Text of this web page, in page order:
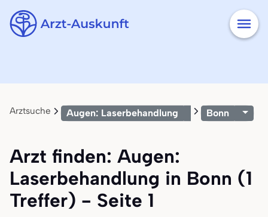
Arztsuche Augen: Laserbehandlung Bonn
Arzt finden: Augen:
Laserbehandlung in Bonn (1
Treffer) - Seite 1